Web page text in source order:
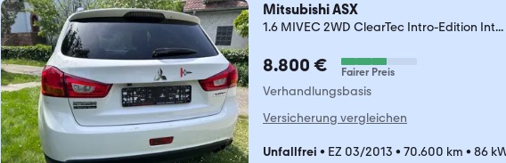
Mitsubishi ASX
1.6 MIVEC 2WD ClearTec Intro-Edition Int...
8.800 € Fairer Preis
Verhandlungsbasis
Versicherung vergleichen
Unfallfrei • EZ 03/2013 • 70.600 km • 86